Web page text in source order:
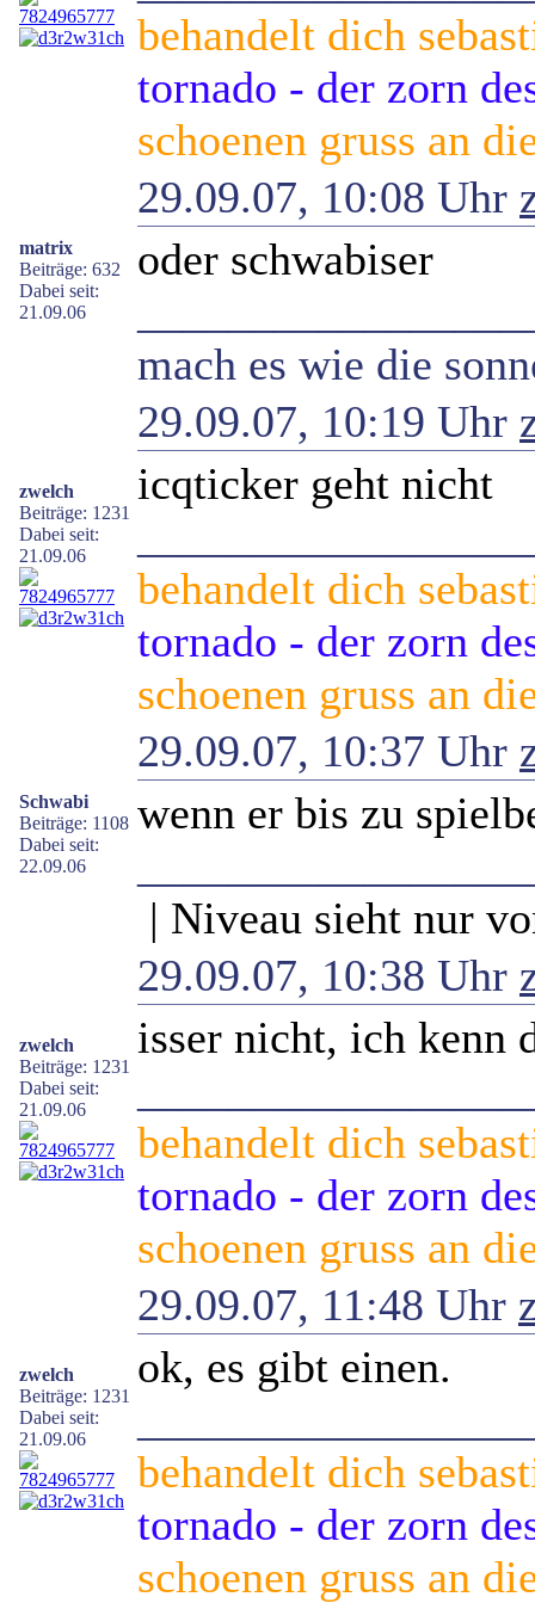
behandelt dich
tornado - der zorn
schoenen gruss an
matrix
Beiträge: 632
Dabei seit:
21.09.06
29.09.07, 10:08 Uhr
oder schwabiser
mach es wie die
zwelch
Beiträge: 1231
Dabei seit:
21.09.06
29.09.07, 10:19 Uhr
icqticker geht nicht
behandelt dich
tornado - der zorn
schoenen gruss an
Schwabi
Beiträge: 1108
Dabei seit:
22.09.06
29.09.07, 10:37 Uhr
wenn er bis zu
| Niveau sieht nur
zwelch
Beiträge: 1231
Dabei seit:
21.09.06
29.09.07, 10:38 Uhr
isser nicht, ich kenn
behandelt dich
tornado - der zorn
schoenen gruss an
zwelch
Beiträge: 1231
Dabei seit:
21.09.06
29.09.07, 11:48 Uhr
ok, es gibt einen.
behandelt dich
tornado - der zorn
schoenen gruss an